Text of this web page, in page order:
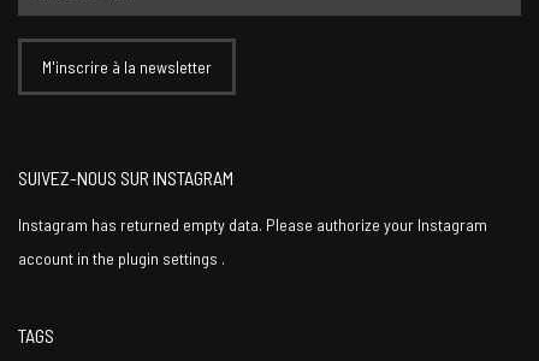
SUIVEZ-NOUS SUR INSTAGRAM
Instagram has returned empty data. Please authorize your Instagram
account in the plugin settings .
TAGS